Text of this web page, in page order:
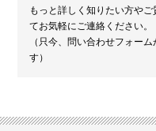
もっと詳しく知りたい方や
てお気軽にご連絡ください。
（只今、問い合わせフォー
す）